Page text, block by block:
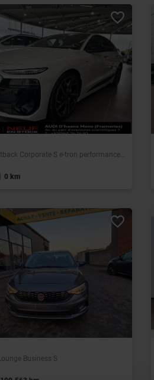
| 0 km
Business S